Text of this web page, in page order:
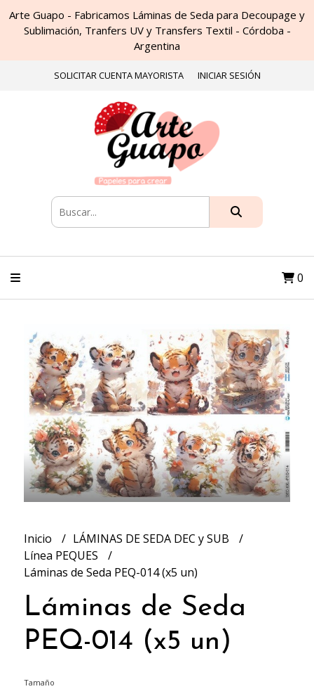
Arte Guapo - Fabricamos Láminas de Seda para Decoupage y
Sublimación, Tranfers UV y Transfers Textil - Córdoba -
Argentina
SOLICITAR CUENTA MAYORISTA INICIAR SESIÓN
0
Inicio
LÁMINAS DE SEDA DEC y SUB
Línea PEQUES
Láminas de Seda PEQ-014 (x5 un)
Láminas de Seda
PEQ-014 (x5 un)
Tamaño